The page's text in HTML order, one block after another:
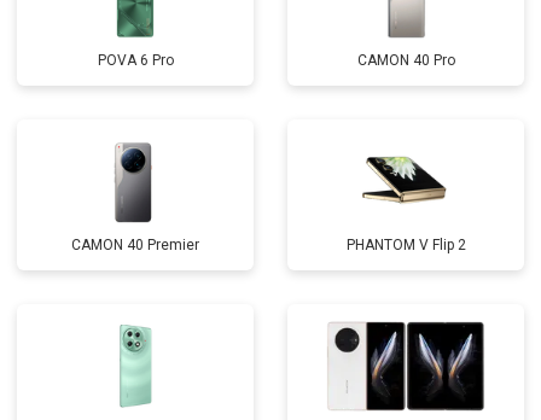
POVA 6 Pro CAMON 40 Pro
CAMON 40 Premier PHANTOM V Flip 2